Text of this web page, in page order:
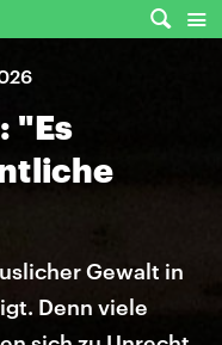
"Es
Gewalt in
Denn viele